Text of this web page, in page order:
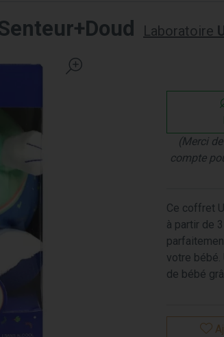
Laboratoire
(Merci
compte
Ce coffret
à partir de
votre
de bébé